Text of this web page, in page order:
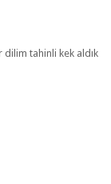
dilim tahinli kek aldık